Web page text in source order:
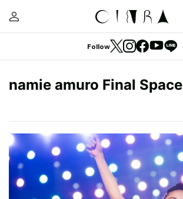
Follow
namie amuro Final Space